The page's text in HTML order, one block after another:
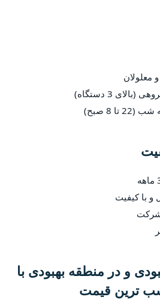
معلولان
3 دستگاه)
تا 8 صبح)
و با کیفیت
شرکت
و در منطقه بهبودی با
ترین قیمت